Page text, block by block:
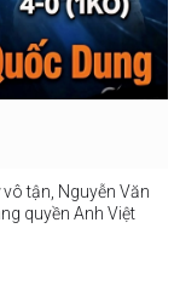
tận, Nguyễn Văn
quyền Anh Việt